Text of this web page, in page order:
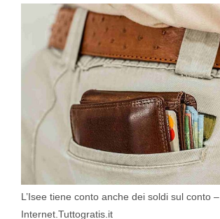
L’Isee tiene conto anche dei soldi sul conto –
Internet.Tuttogratis.it